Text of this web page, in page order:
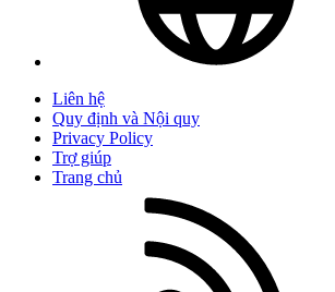
Liên hệ
Quy định và Nội quy
Privacy Policy
Trợ giúp
Trang chủ